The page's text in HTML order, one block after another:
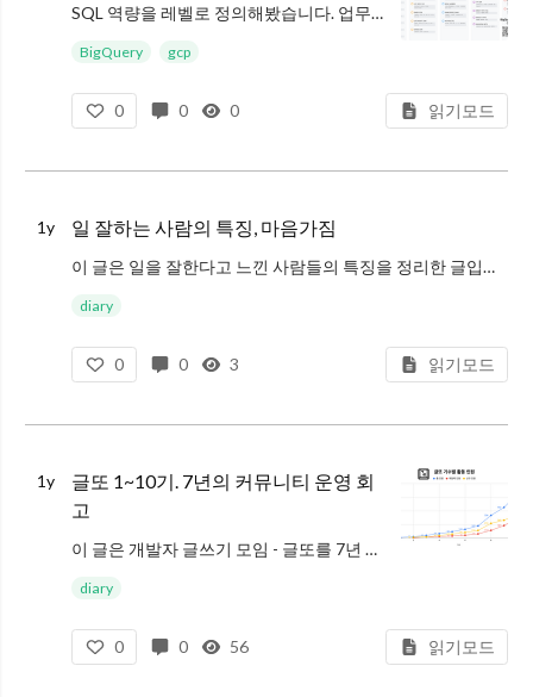
SQL 역량을 레벨로 정의해봤습니다. 업무를 하고, 학생들을 가르치면서 느낀 레벨을 정리했어요
요즘 데이터 웨어하우스쪽은 문법이 유사해서 키워드만 가지
BigQuery gcp
0 0 0 읽기모드
1y 일 잘하는 사람의 특징, 마음가짐
이 글은 일을 잘한다고 느낀 사람들의 특징을 정리한 글입니다. 주관적인 내용을 담고 있어서, 의견이 있으면 댓글로 남겨주셔도 좋아요.
키워드 : 일 잘하는 사람의 특징, 신입 마음가짐
최근에 강의
diary
0 0 3 읽기모드
1y
글또 1~10기. 7년의 커뮤니티 운영 회
고
이 글은 개발자 글쓰기 모임 - 글또를 7년 동안 운영하며 배운 것을 회고하기 위한 목적으로 작성했습니다
키워드 : 글또, 글또 회고, 커뮤니티 운영
글또는 2018년 1월 3일에 만든 개발자 글쓰기 커뮤니티
diary
0 0 56 읽기모드